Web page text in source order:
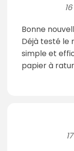
Bonne
Déjà testé le
simple et
papier à